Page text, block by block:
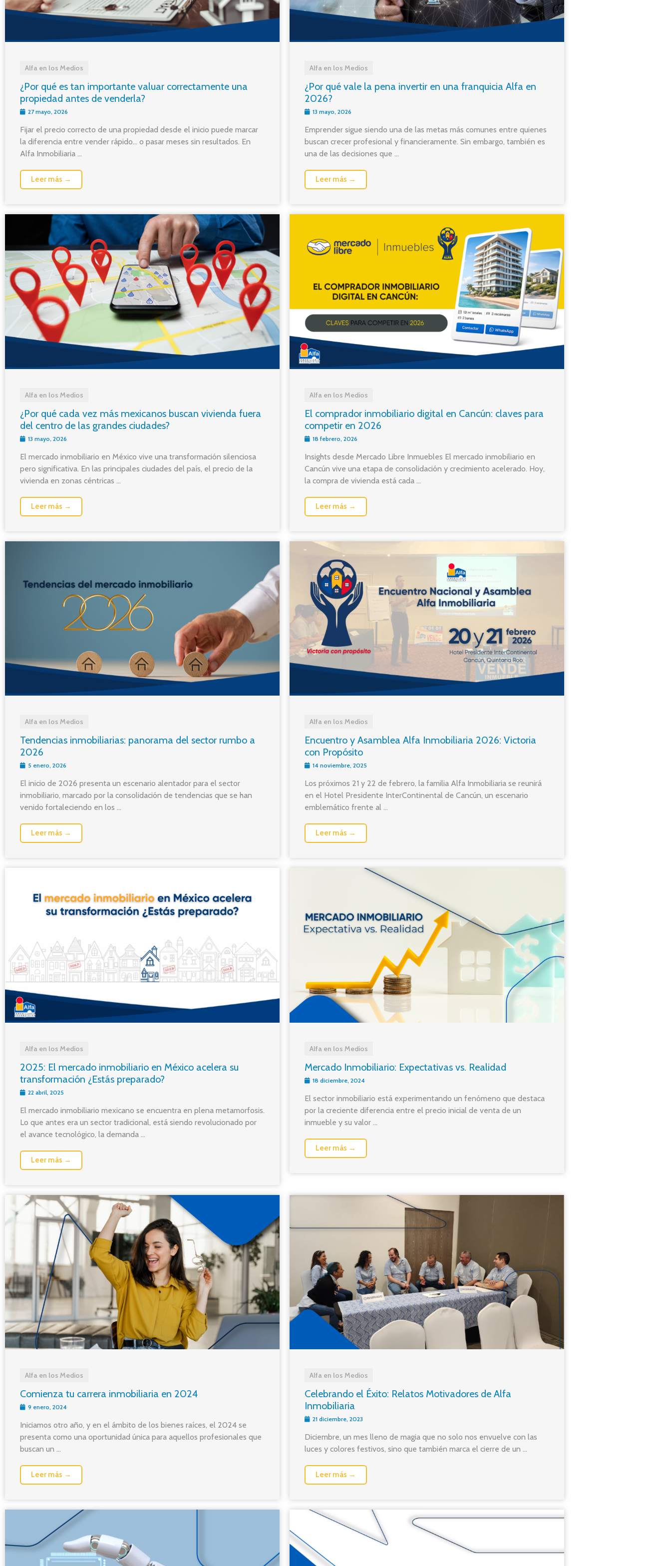
Alfa en los Medios
¿Por qué es tan importante valuar correctamente una
propiedad antes de venderla?
27 mayo, 2026
Fijar el precio correcto de una propiedad desde el inicio puede marcar
la diferencia entre vender rápido… o pasar meses sin resultados. En
Alfa Inmobiliaria ...
Leer más →
Alfa en los Medios
¿Por qué vale la pena invertir en una franquicia Alfa en
2026?
13 mayo, 2026
Emprender sigue siendo una de las metas más comunes entre quienes
buscan crecer profesional y financieramente. Sin embargo, también es
una de las decisiones que ...
Leer más →
Alfa en los Medios
¿Por qué cada vez más mexicanos buscan vivienda fuera
del centro de las grandes ciudades?
13 mayo, 2026
El mercado inmobiliario en México vive una transformación silenciosa
pero significativa. En las principales ciudades del país, el precio de la
vivienda en zonas céntricas ...
Leer más →
Alfa en los Medios
El comprador inmobiliario digital en Cancún: claves para
competir en 2026
18 febrero, 2026
Insights desde Mercado Libre Inmuebles El mercado inmobiliario en
Cancún vive una etapa de consolidación y crecimiento acelerado. Hoy,
la compra de vivienda está cada ...
Leer más →
Alfa en los Medios
Tendencias inmobiliarias: panorama del sector rumbo a
2026
5 enero, 2026
El inicio de 2026 presenta un escenario alentador para el sector
inmobiliario, marcado por la consolidación de tendencias que se han
venido fortaleciendo en los ...
Leer más →
Alfa en los Medios
Encuentro y Asamblea Alfa Inmobiliaria 2026: Victoria
con Propósito
14 noviembre, 2025
Los próximos 21 y 22 de febrero, la familia Alfa Inmobiliaria se reunirá
en el Hotel Presidente InterContinental de Cancún, un escenario
emblemático frente al ...
Leer más →
Alfa en los Medios
2025: El mercado inmobiliario en México acelera su
transformación ¿Estás preparado?
22 abril, 2025
El mercado inmobiliario mexicano se encuentra en plena metamorfosis.
Lo que antes era un sector tradicional, está siendo revolucionado por
el avance tecnológico, la demanda ...
Leer más →
Alfa en los Medios
Mercado Inmobiliario: Expectativas vs. Realidad
18 diciembre, 2024
El sector inmobiliario está experimentando un fenómeno que destaca
por la creciente diferencia entre el precio inicial de venta de un
inmueble y su valor ...
Leer más →
Alfa en los Medios
Comienza tu carrera inmobiliaria en 2024
9 enero, 2024
Iniciamos otro año, y en el ámbito de los bienes raíces, el 2024 se
presenta como una oportunidad única para aquellos profesionales que
buscan un ...
Leer más →
Alfa en los Medios
Celebrando el Éxito: Relatos Motivadores de Alfa
Inmobiliaria
21 diciembre, 2023
Diciembre, un mes lleno de magia que no solo nos envuelve con las
luces y colores festivos, sino que también marca el cierre de un ...
Leer más →